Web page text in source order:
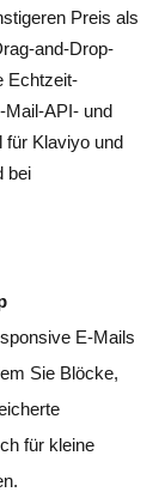
Preis als
and-Drop-
Echtzeit-
Mail-API- und
für Klaviyo und
bei
E-Mails
Sie Blöcke,
für kleine